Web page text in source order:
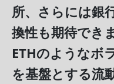
所、さらには銀
換性も期待でき
ETHのようなボ
を基盤とする流